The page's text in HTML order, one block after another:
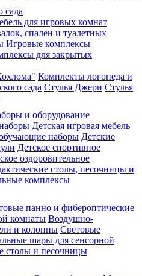
сада
для игровых комнат
спален и туалетных
Игровые комплексы
для закрытых
Комплекты логопеда и
сада Стулья Джери Стулья
и оборудование
Детская игровая мебель
наборы Детские
Детское спортивное
оздоровительное
столы, песочницы и
комплексы
панно и фибероптические
комнаты Воздушно-
и колонны Световые
шары для сенсорной
столы и песочницы